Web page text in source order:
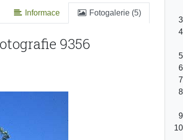
Informace Fotogalerie (5)
9356